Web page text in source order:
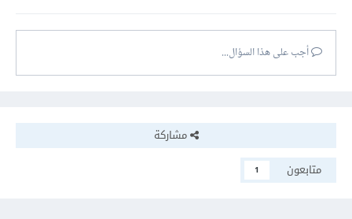
أجب على هذا السؤال...
مشاركة
متابعون
1